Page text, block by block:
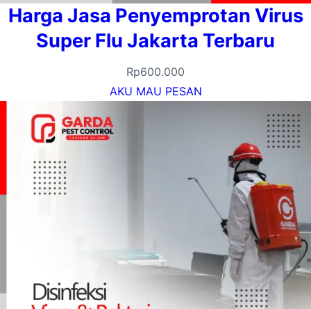
Harga Jasa Penyemprotan Virus
Super Flu Jakarta Terbaru
Rp600.000
AKU MAU PESAN